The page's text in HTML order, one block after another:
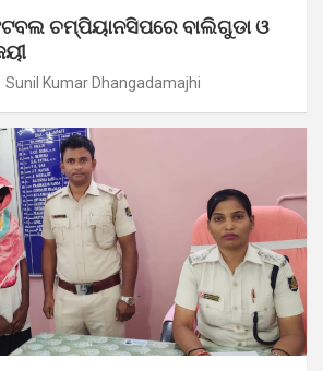
ଚମ୍ପିୟାନସିପରେ ବାଲିଗୁଡା ଓ
Sunil Kumar Dhangadamajhi